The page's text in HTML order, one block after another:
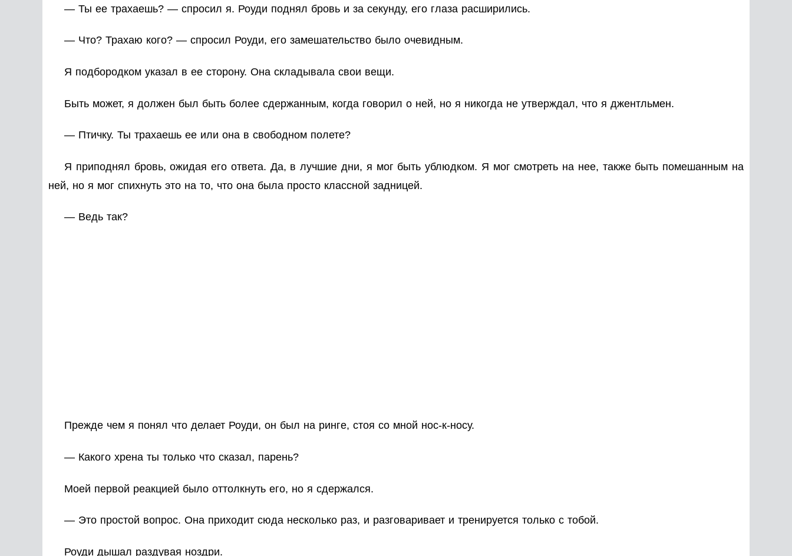
— Ты ее трахаешь? — спросил я. Роуди поднял бровь и за секунду, его глаза расширились.
— Что? Трахаю кого? — спросил Роуди, его замешательство было очевидным.
Я подбородком указал в ее сторону. Она складывала свои вещи.
Быть может, я должен был быть более сдержанным, когда говорил о ней, но я никогда не утверждал, что я джентльмен.
— Птичку. Ты трахаешь ее или она в свободном полете?
Я приподнял бровь, ожидая его ответа. Да, в лучшие дни, я мог быть ублюдком. Я мог смотреть на нее, также быть помешанным на
ней, но я мог спихнуть это на то, что она была просто классной задницей.
— Ведь так?
Прежде чем я понял что делает Роуди, он был на ринге, стоя со мной нос-к-носу.
— Какого хрена ты только что сказал, парень?
Моей первой реакцией было оттолкнуть его, но я сдержался.
— Это простой вопрос. Она приходит сюда несколько раз, и разговаривает и тренируется только с тобой.
Роуди дышал раздувая ноздри.